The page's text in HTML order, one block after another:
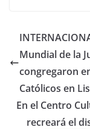
e
b
o
o
k
er
Mundial de la
congregaron
Católicos en
En el Centro
recreará el